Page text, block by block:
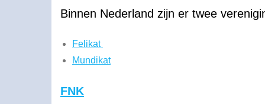
Binnen Nederland zijn er twee
Felikat
Mundikat
FNK